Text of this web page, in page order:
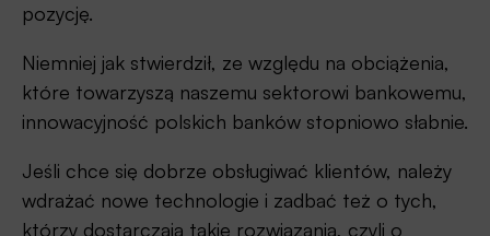
pozycję.
Niemniej jak stwierdził, ze względu na obciążenia,
które towarzyszą naszemu sektorowi bankowemu,
innowacyjność polskich banków stopniowo słabnie.
Jeśli chce się dobrze obsługiwać klientów, należy
wdrażać nowe technologie i zadbać też o tych,
którzy dostarczają takie rozwiązania, czyli o